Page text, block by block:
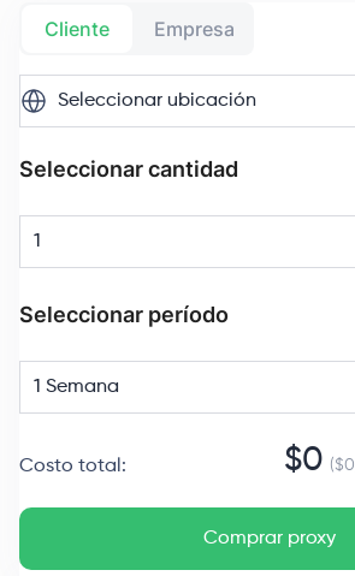
Cliente Empresa
Seleccionar ubicación
Seleccionar cantidad
Seleccionar período
1 Semana
Costo total : $0 ($0
Comprar proxy